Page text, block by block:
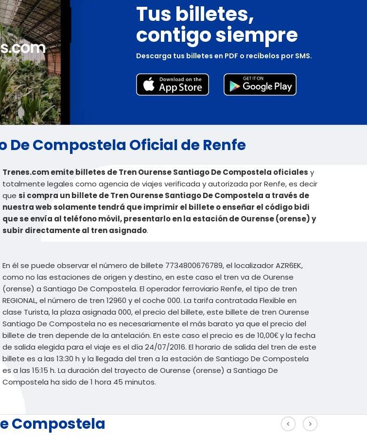
Tus billetes,
contigo siempre
Descarga tus billetes en PDF o recíbelos por SMS.
De Compostela Oficial de Renfe
Trenes.com emite billetes de Tren Ourense Santiago De Compostela oficiales y
totalmente legales como agencia de viajes verificada y autorizada por Renfe, es decir
que si compra un billete de Tren Ourense Santiago De Compostela a través de
nuestra web solamente tendrá que imprimir el billete o enseñar el código bidi
que se envía al teléfono móvil, presentarlo en la estación de Ourense (orense) y
subir directamente al tren asignado.
En él se puede observar el número de billete 7734800676789, el localizador AZR6EK,
como no las estaciones de origen y destino, en este caso el tren va de Ourense
(orense) a Santiago De Compostela. El operador ferroviario Renfe, el tipo de tren
REGIONAL, el número de tren 12960 y el coche 000. La tarifa contratada Flexible en
clase Turista, la plaza asignada 000, el precio del billete, este billete de tren Ourense
Santiago De Compostela no es necesariamente el más barato ya que el precio del
billete de tren depende de la antelación. En este caso el precio es de 10,00€ y la fecha
de salida elegida para el viaje es el día 24/07/2016. El horario de salida del tren de este
billete es a las 13:30 h y la llegada del tren a la estación de Santiago De Compostela
es a las 15:15 h. La duración del trayecto de Ourense (orense) a Santiago De
Compostela ha sido de 1 hora 45 minutos.
Compostela